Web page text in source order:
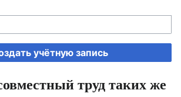
учётную запись
труд таких же